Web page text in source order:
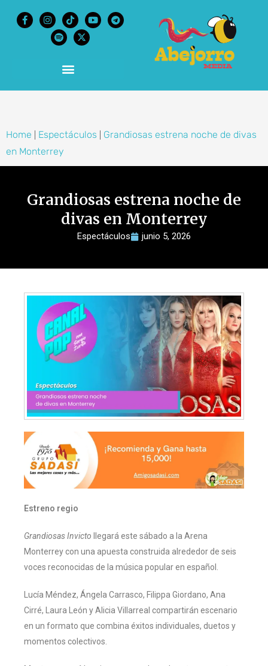
Home Espectáculos
Grandiosas estrena noche de divas
en Monterrey
Grandiosas estrena noche de
divas en Monterrey
Espectáculos junio 5, 2026
Estreno regio
Grandiosas Invicto llegará este sábado a la Arena
Monterrey con una apuesta construida alrededor de seis
voces reconocidas de la música popular en español.
Lucía Méndez, Ángela Carrasco, Filippa Giordano, Ana
Cirré, Laura León y Alicia Villarreal compartirán escenario
en un formato que combina éxitos individuales, duetos y
momentos colectivos.